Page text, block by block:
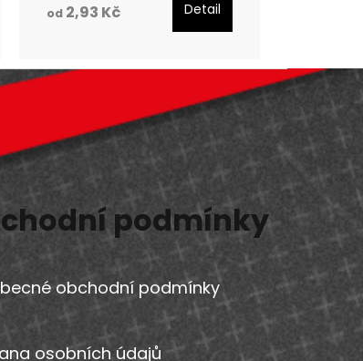
od2,93 Kč Detail
podmínky
obchodní podmínky
osobních údajů